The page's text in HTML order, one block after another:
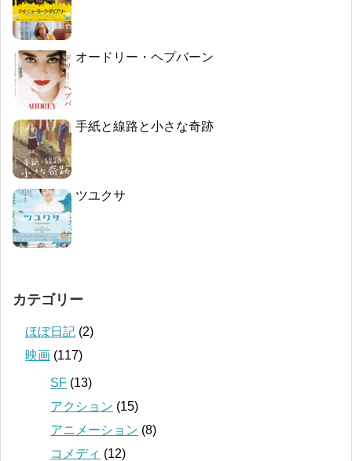
オードリー・ヘプバーン
手紙と線路と小さな奇跡
ツユクサ
カテゴリー
ほぼ日記 (2)
映画 (117)
SF (13)
アクション (15)
アニメーション (8)
コメディ (12)